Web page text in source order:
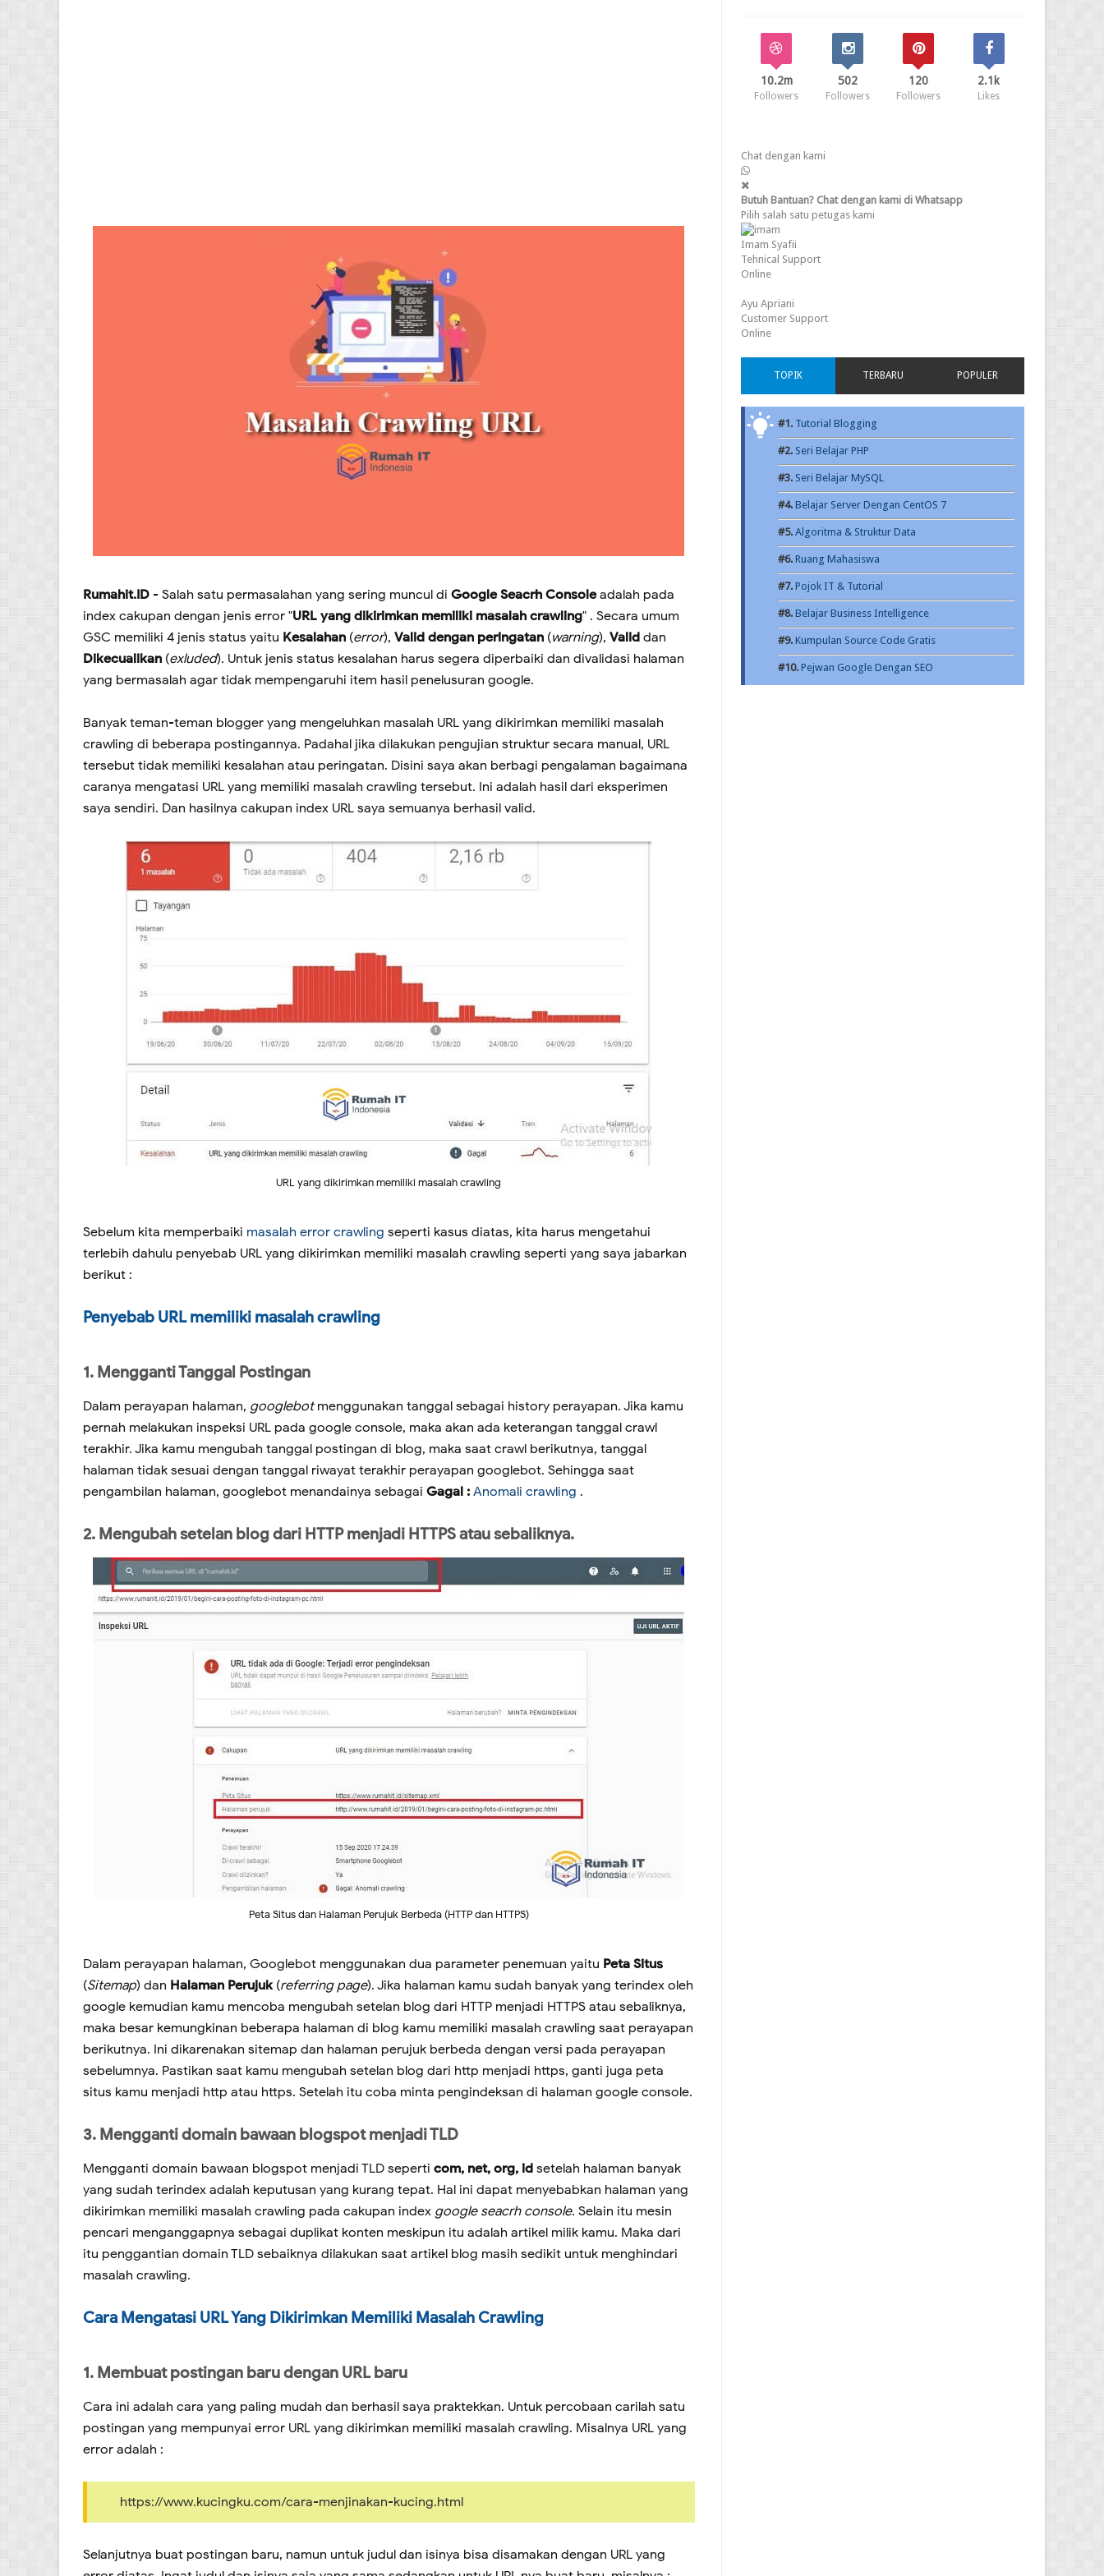
Rumahit.ID - Salah satu permasalahan yang sering muncul di Google Seacrh Consoleadalah pada
index cakupan dengan jenis error "URL yang dikirimkan memiliki masalah crawling" . Secara umum
GSC memiliki 4 jenis status yaitu Kesalahan (error), Valid dengan peringatan (warning), Valid dan
Dikecualikan (exluded). Untuk jenis status kesalahan harus segera diperbaiki dan divalidasi halaman
yang bermasalah agar tidak mempengaruhi item hasil penelusuran google.
Banyak teman-teman blogger yang mengeluhkan masalah URL yang dikirimkan memiliki masalah
crawling di beberapa postingannya. Padahal jika dilakukan pengujian struktur secara manual, URL
tersebut tidak memiliki kesalahan atau peringatan. Disini saya akan berbagi pengalaman bagaimana
caranya mengatasi URL yang memiliki masalah crawling tersebut. Ini adalah hasil dari eksperimen
saya sendiri. Dan hasilnya cakupan index URL saya semuanya berhasil valid.
URL yang dikirimkan memiliki masalah crawling
Sebelum kita memperbaiki masalah error crawling seperti kasus diatas, kita harus mengetahui
terlebih dahulu penyebab URL yang dikirimkan memiliki masalah crawling seperti yang saya jabarkan
berikut :
Penyebab URL memiliki masalah crawling
1. Mengganti Tanggal Postingan
Dalam perayapan halaman, googlebot menggunakan tanggal sebagai history perayapan. Jika kamu
pernah melakukan inspeksi URL pada google console, maka akan ada keterangan tanggal crawl
terakhir. Jika kamu mengubah tanggal postingan di blog, maka saat crawl berikutnya, tanggal
halaman tidak sesuai dengan tanggal riwayat terakhir perayapan googlebot. Sehingga saat
pengambilan halaman, googlebot menandainya sebagai Gagal : Anomali crawling .
2. Mengubah setelan blog dari HTTP menjadi HTTPS atau sebaliknya.
Peta Situs dan Halaman Perujuk Berbeda (HTTP dan HTTPS)
Dalam perayapan halaman, Googlebot menggunakan dua parameter penemuan yaitu Peta Situs
(Sitemap) dan Halaman Perujuk (referring page). Jika halaman kamu sudah banyak yang terindex oleh
google kemudian kamu mencoba mengubah setelan blog dari HTTP menjadi HTTPS atau sebaliknya,
maka besar kemungkinan beberapa halaman di blog kamu memiliki masalah crawling saat perayapan
berikutnya. Ini dikarenakan sitemap dan halaman perujuk berbeda dengan versi pada perayapan
sebelumnya. Pastikan saat kamu mengubah setelan blog dari http menjadi https, ganti juga peta
situs kamu menjadi http atau https. Setelah itu coba minta pengindeksan di halaman google console.
3. Mengganti domain bawaan blogspot menjadi TLD
Mengganti domain bawaan blogspot menjadi TLD seperti com, net, org, id setelah halaman banyak
yang sudah terindex adalah keputusan yang kurang tepat. Hal ini dapat menyebabkan halaman yang
dikirimkan memiliki masalah crawling pada cakupan index google seacrh console. Selain itu mesin
pencari menganggapnya sebagai duplikat konten meskipun itu adalah artikel milik kamu. Maka dari
itu penggantian domain TLD sebaiknya dilakukan saat artikel blog masih sedikit untuk menghindari
masalah crawling.
Cara Mengatasi URL Yang Dikirimkan Memiliki Masalah Crawling
1. Membuat postingan baru dengan URL baru
Cara ini adalah cara yang paling mudah dan berhasil saya praktekkan. Untuk percobaan carilah satu
postingan yang mempunyai error URL yang dikirimkan memiliki masalah crawling. Misalnya URL yang
error adalah :
https://www.kucingku.com/cara-menjinakan-kucing.html
Selanjutnya buat postingan baru, namun untuk judul dan isinya bisa disamakan dengan URL yang
10.2m
Followers
502
Followers
120
Followers
2.1k
Likes
Chat dengan kami
Butuh Bantuan? Chat dengan kami di Whatsapp
Pilih salah satu petugas kami
Imam Syafii
Tehnical Support
Online
Ayu Apriani
Customer Support
Online
TOPIK TERBARU POPULER
#1. Tutorial Blogging
#2. Seri Belajar PHP
#3. Seri Belajar MySQL
#4.Belajar Server Dengan CentOS 7
#5.Algoritma & Struktur Data
#6.Ruang Mahasiswa
#7.Pojok IT & Tutorial
#8.Belajar Business Intelligence
#9.Kumpulan Source Code Gratis
#10.Pejwan Google Dengan SEO